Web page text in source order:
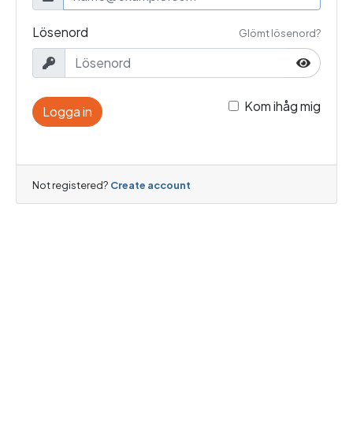
Lösenord Glömt lösenord?
Logga in Kom ihåg mig
Not registered? Create account